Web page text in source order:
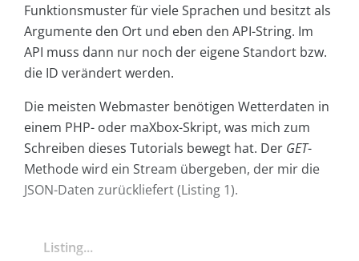
Funktionsmuster für viele Sprachen und besitzt als
Argumente den Ort und eben den API-String. Im
API muss dann nur noch der eigene Standort bzw.
die ID verändert werden.
Die meisten Webmaster benötigen Wetterdaten in
einem PHP- oder maXbox-Skript, was mich zum
Schreiben dieses Tutorials bewegt hat. Der GET-
Methode wird ein Stream übergeben, der mir die
JSON-Daten zurückliefert (Listing 1).
Listing...